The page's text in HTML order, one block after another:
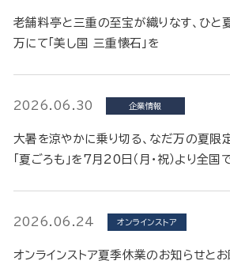
老舗料亭と三重の至宝が織りなす、ひと
万にて「美し国 三重懐石」を
2026.06.30 企業情報
大暑を涼やかに乗り切る、なだ万の夏限
「夏ごろも」を7月20日（月・祝）より全
2026.06.24 オンラインストア
オンラインストア夏季休業のお知らせと